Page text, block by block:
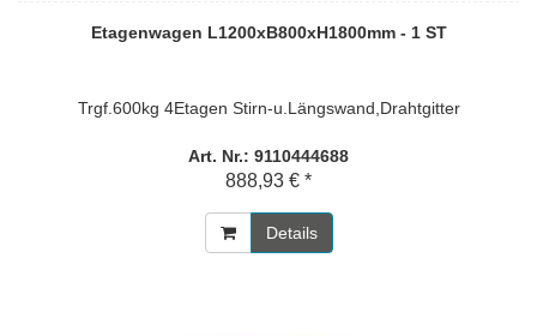
Etagenwagen L1200xB800xH1800mm - 1 ST
Trgf.600kg 4Etagen Stirn-u.Längswand,Drahtgitter
Art. Nr.: 9110444688
888,93 € *
Details